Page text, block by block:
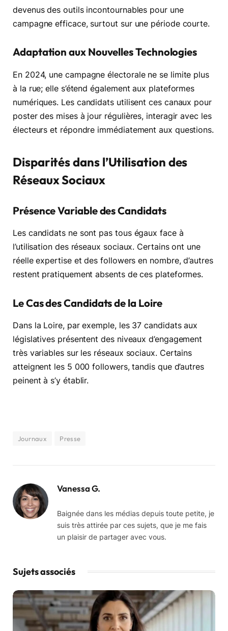
devenus des outils incontournables pour une
campagne efficace, surtout sur une période courte.
Adaptation aux Nouvelles Technologies
En 2024, une campagne électorale ne se limite plus
à la rue; elle s’étend également aux plateformes
numériques. Les candidats utilisent ces canaux pour
poster des mises à jour régulières, interagir avec les
électeurs et répondre immédiatement aux questions.
Disparités dans l’Utilisation des
Réseaux Sociaux
Présence Variable des Candidats
Les candidats ne sont pas tous égaux face à
l’utilisation des réseaux sociaux. Certains ont une
réelle expertise et des followers en nombre, d’autres
restent pratiquement absents de ces plateformes.
Le Cas des Candidats de la Loire
Dans la Loire, par exemple, les 37 candidats aux
législatives présentent des niveaux d’engagement
très variables sur les réseaux sociaux. Certains
atteignent les 5 000 followers, tandis que d’autres
peinent à s’y établir.
Journaux Presse
Vanessa G.
Baignée dans les médias depuis toute petite, je
suis très attirée par ces sujets, que je me fais
un plaisir de partager avec vous.
Sujets associés